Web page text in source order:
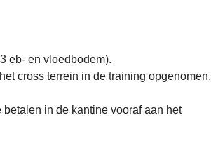
eb- en vloedbodem).
cross terrein in de training opgenomen.
in de kantine vooraf aan het